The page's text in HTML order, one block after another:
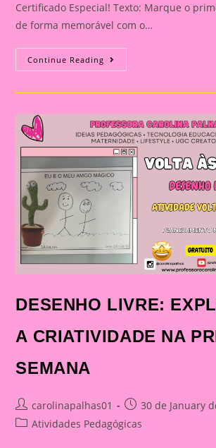
Certificado Especial! Texto: Marque o
de forma memorável com o…
Continue Reading ATIVIDADE:
PRIMEIRO
NO
DESENHO LIVRE:
A CRIATIVIDADE NA
SEMANA
Post
author:
carolinapalhas01
Post
published:
30 de January
PostAtividades Pedagógicas